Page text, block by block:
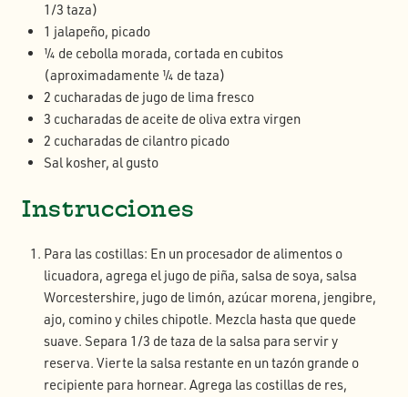
1/3 taza)
1 jalapeño, picado
¼ de cebolla morada, cortada en cubitos
(aproximadamente ¼ de taza)
2 cucharadas de jugo de lima fresco
3 cucharadas de aceite de oliva extra virgen
2 cucharadas de cilantro picado
Sal kosher, al gusto
Instrucciones
Para las costillas: En un procesador de alimentos o
licuadora, agrega el jugo de piña, salsa de soya, salsa
Worcestershire, jugo de limón, azúcar morena, jengibre,
ajo, comino y chiles chipotle. Mezcla hasta que quede
suave. Separa 1/3 de taza de la salsa para servir y
reserva. Vierte la salsa restante en un tazón grande o
recipiente para hornear. Agrega las costillas de res,